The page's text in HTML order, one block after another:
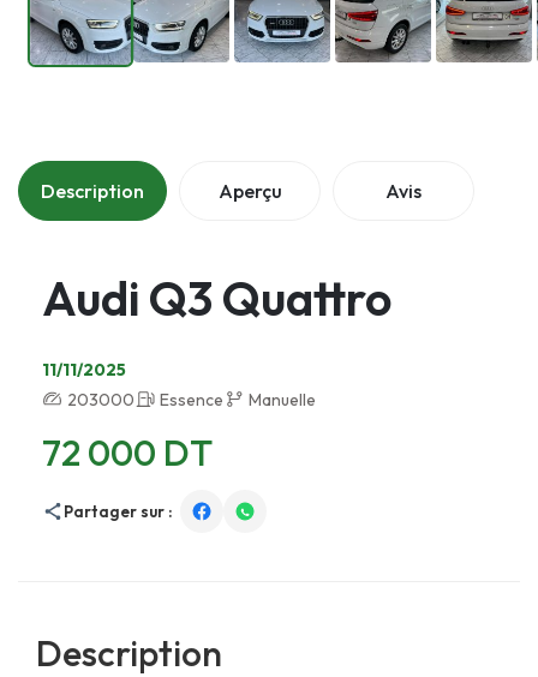
Description Aperçu Avis
Audi Q3 Quattro
11/11/2025
203000
Essence Manuelle
72 000 DT
Partager sur :
Description